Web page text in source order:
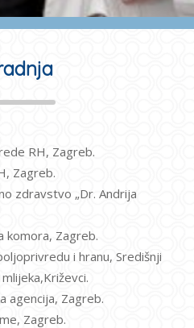
RH, Zagreb.
Zagreb.
zdravstvo „Dr. Andrija
komora, Zagreb.
i hranu, Središnji
agencija, Zagreb.
Zagreb.